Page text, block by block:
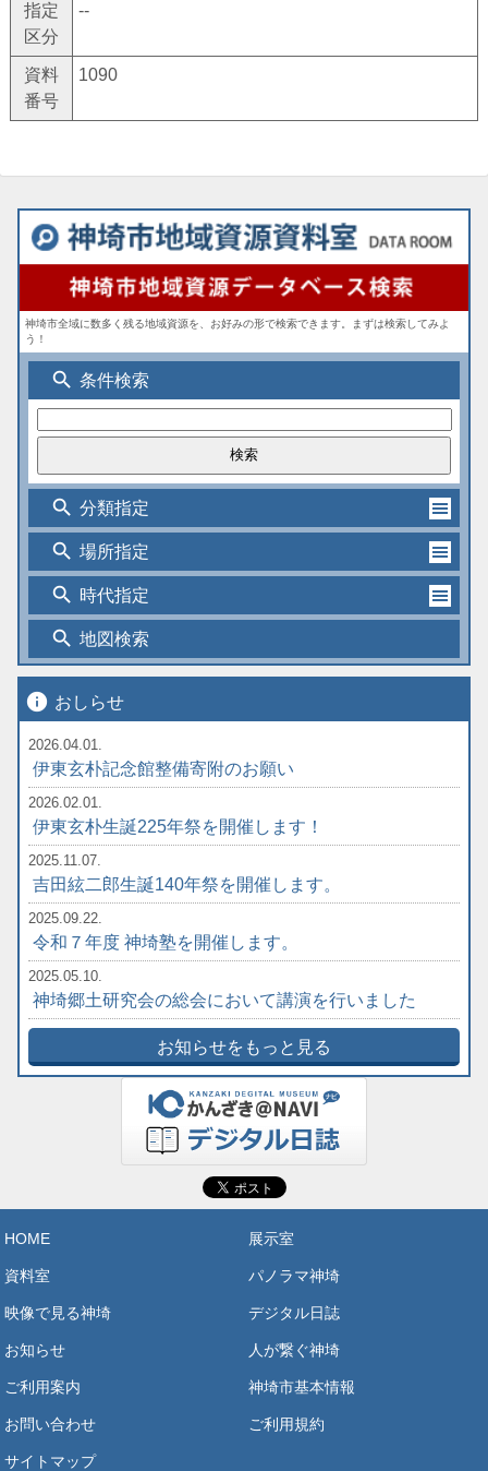
指定
区分
--
資料
番号
1090
神埼市全域に数多く残る地域資源を、お好みの形で検索できます。まずは検索してみよ
う！
search 条件検索
search 分類指定
search 場所指定
search 時代指定
search 地図検索
info おしらせ
2026.04.01.
伊東玄朴記念館整備寄附のお願い
2026.02.01.
伊東玄朴生誕225年祭を開催します！
2025.11.07.
吉田絃二郎生誕140年祭を開催します。
2025.09.22.
令和７年度 神埼塾を開催します。
2025.05.10.
神埼郷土研究会の総会において講演を行いました
お知らせをもっと見る
HOME 展示室
資料室 パノラマ神埼
映像で見る神埼 デジタル日誌
お知らせ 人が繋ぐ神埼
ご利用案内 神埼市基本情報
お問い合わせ ご利用規約
サイトマップ